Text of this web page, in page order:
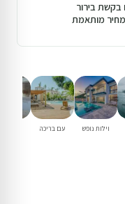
בקשת בירור
מחיר מותאמת
וילות נופש עם בריכה